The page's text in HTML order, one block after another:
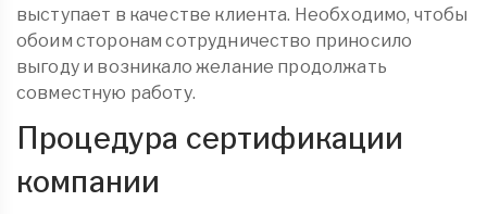
выступает в качестве клиента. Необходимо, чтобы
обоим сторонам сотрудничество приносило
выгоду и возникало желание продолжать
совместную работу.
Процедура сертификации
компании